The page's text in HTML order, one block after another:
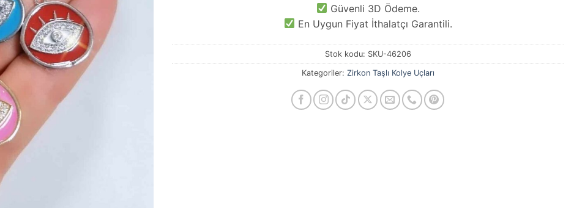
Güvenli 3D Ödeme.
En Uygun Fiyat İthalatçı Garantili.
Stok kodu: SKU-46206
Kategoriler: Zirkon Taşlı Kolye Uçları